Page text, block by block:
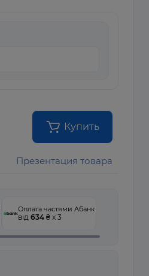
Купить
Презентация товара
Оплата частями Абанк
від 634 ₴ x 3